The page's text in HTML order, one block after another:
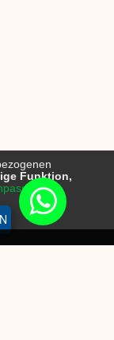
Funktion,